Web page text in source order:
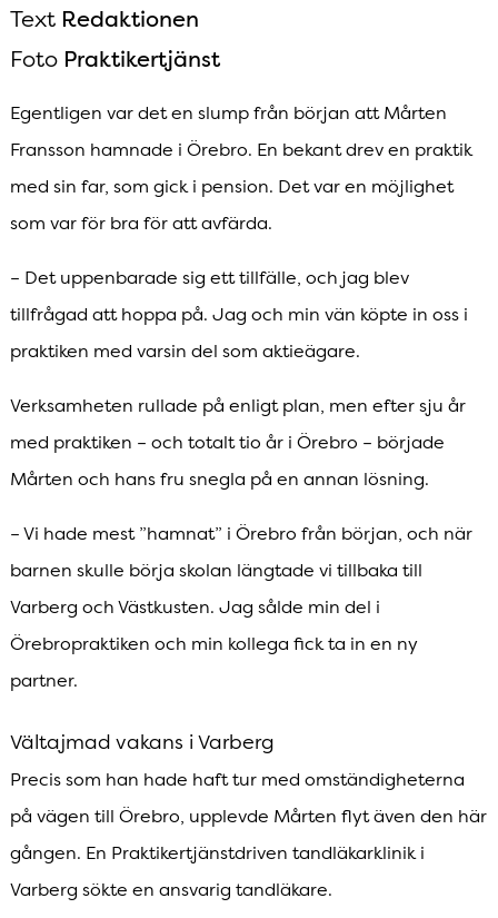
Text Redaktionen
Foto Praktikertjänst
Egentligen var det en slump från början att Mårten
Fransson hamnade i Örebro. En bekant drev en praktik
med sin far, som gick i pension. Det var en möjlighet
som var för bra för att avfärda.
– Det uppenbarade sig ett tillfälle, och jag blev
tillfrågad att hoppa på. Jag och min vän köpte in oss i
praktiken med varsin del som aktieägare.
Verksamheten rullade på enligt plan, men efter sju år
med praktiken – och totalt tio år i Örebro – började
Mårten och hans fru snegla på en annan lösning.
– Vi hade mest ”hamnat” i Örebro från början, och när
barnen skulle börja skolan längtade vi tillbaka till
Varberg och Västkusten. Jag sålde min del i
Örebropraktiken och min kollega fick ta in en ny
partner.
Vältajmad vakans i Varberg
Precis som han hade haft tur med omständigheterna
på vägen till Örebro, upplevde Mårten flyt även den här
gången. En Praktikertjänstdriven tandläkarklinik i
Varberg sökte en ansvarig tandläkare.